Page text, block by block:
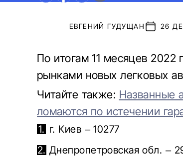
ЕВГЕНИЙ ГУДУЩАН 26
По итогам 11 месяцев
рынками новых легковых
Читайте также: Названные
ломаются по истечении
г. Киев – 10277
Днепропетровская обл. –